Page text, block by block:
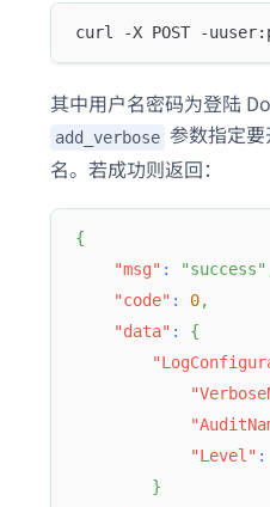
curl -X POST -
其中用户名密码为登陆
add_verbose 参数指定
名。若成功则返回：
{
"msg" : "success"
"code" : 0,
"data" :
{
"Level" :
}